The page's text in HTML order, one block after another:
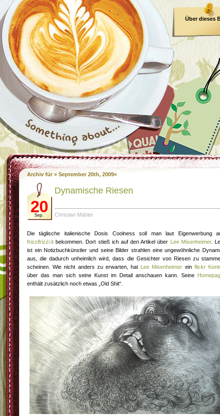
Über dieses
Archiv für » September 20th, 2009«
20
Sep.
Dynamische Riesen
Christian Mähler
Die täglische italienische Dosis Coolness soll man laut Eigenwerbung
frizzifrizzi.it bekommen. Dort stieß ich auf den Artikel über Lee Misenheimer.
ist ein Notizbuchkünstler und seine Bilder strahlen eine ungewöhnliche
aus, die dadurch unheimlich wird, dass die Gesichter von Riesen zu
scheinen. Wie nicht anders zu erwarten, hat Lee Misenheimer ein flickr
über das man sich seine Kunst im Detail anschauen kann. Seine
enthält zusätzlich noch etwas „Old Shit“.